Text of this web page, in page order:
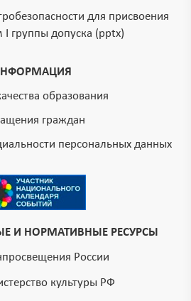
для присвоения
I группы допуска (pptx)
образования
граждан
персональных данных
И НОРМАТИВНЫЕ РЕСУРСЫ
России
культуры РФ